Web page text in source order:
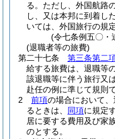
る。 ただし、外国航路
し、又は本邦に到着し
いては、外国旅行の規
(令七条例五〇・
(退職者等の旅費)
第二十七条
第三条第二
給する旅費は、退職等
該退職等に伴う旅行又
赴任の例に準じて規則
2
前項の場合において
るときは、 同項に規定
居に要する費用及び家
のとする。